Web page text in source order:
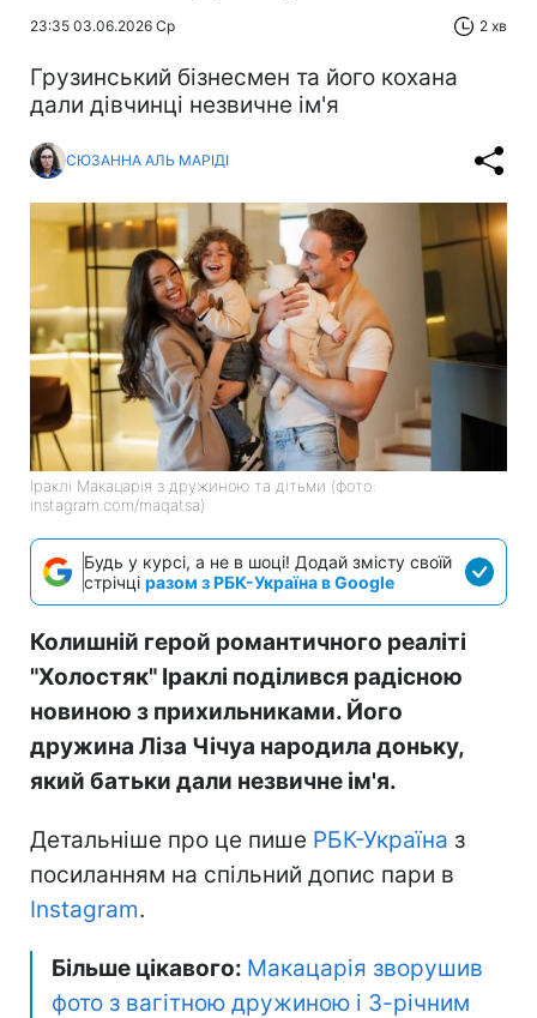
23:35 03.06.2026 Ср 2 хв
Грузинський бізнесмен та його кохана
дали дівчинці незвичне ім'я
СЮЗАННА АЛЬ МАРІДІ
Іраклі Макацарія з дружиною та дітьми (фото:
instagram.com/maqatsa)
Будь у курсі, а не в шоці! Додай змісту своїй
стрічці разом з РБК-Україна в Google
Колишній герой романтичного реаліті
"Холостяк" Іраклі поділився радісною
новиною з прихильниками. Його
дружина Ліза Чічуа народила доньку,
який батьки дали незвичне ім'я.
Детальніше про це пише РБК-Україна з
посиланням на спільний допис пари в
Instagram.
Більше цікавого: Макацарія зворушив
фото з вагітною дружиною і 3-річним